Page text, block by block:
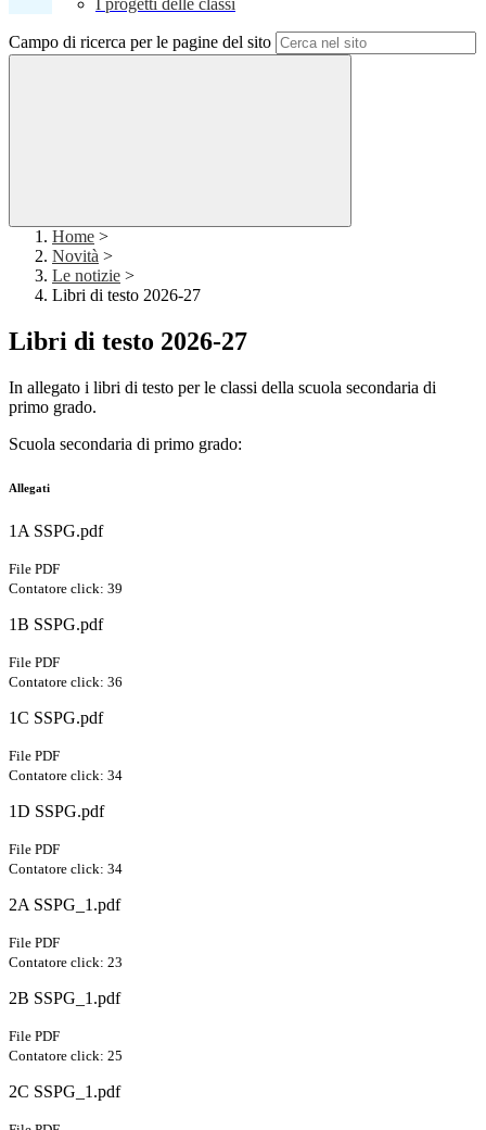
I progetti delle classi
Campo di ricerca per le pagine del sito
Home >
Novità >
Le notizie >
Libri di testo 2026-27
Libri di testo 2026-27
In allegato i libri di testo per le classi della scuola secondaria di
primo grado.
Scuola secondaria di primo grado:
Allegati
1A SSPG.pdf
File PDF
Contatore click: 39
1B SSPG.pdf
File PDF
Contatore click: 36
1C SSPG.pdf
File PDF
Contatore click: 34
1D SSPG.pdf
File PDF
Contatore click: 34
2A SSPG_1.pdf
File PDF
Contatore click: 23
2B SSPG_1.pdf
File PDF
Contatore click: 25
2C SSPG_1.pdf